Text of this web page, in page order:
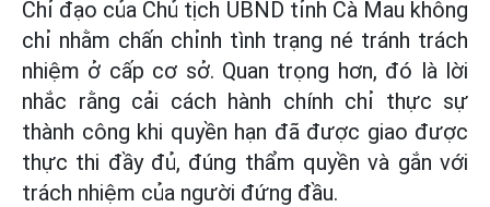
Chỉ đạo của Chủ tịch UBND tỉnh Cà Mau không
chỉ nhằm chấn chỉnh tình trạng né tránh trách
nhiệm ở cấp cơ sở. Quan trọng hơn, đó là lời
nhắc rằng cải cách hành chính chỉ thực sự
thành công khi quyền hạn đã được giao được
thực thi đầy đủ, đúng thẩm quyền và gắn với
trách nhiệm của người đứng đầu.